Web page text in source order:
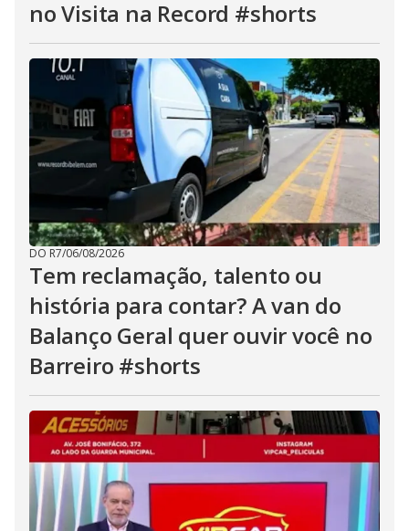
no Visita na Record #shorts
DO R7/06/08/2026
Tem reclamação, talento ou
história para contar? A van do
Balanço Geral quer ouvir você no
Barreiro #shorts